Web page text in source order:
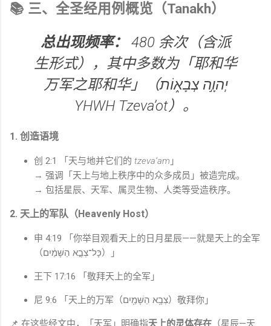
📚 三、全圣经用例概览（Tanakh）
总出现频率：
480 余次（含派
生形式），其中多数为「耶和华
万军之耶和华」（יְהוָ֣ה צְבָא֑וֹת
YHWH Tzeva’ot）。
1. 创造语境
创 2:1 「天与地并它们的 tzeva’am 」
→ 强调「天上与地上秩序中的众多成员」被造完成。
→ 包括星辰、天军、属灵生物、人类等受造秩序。
2. 天上的军队（Heavenly Host）
申 4:19 「你举目观看天上的日月星辰——就是天上的全军
（כָּל־צְבָ֣א הַשָּׁמַ֔יִם）」
王下 17:16 「敬拜天上的全军」
尼 9:6 「天上的万军（צְבָ֥א הַשָּׁמַ֖יִם）敬拜你」
📌 在这些经文中，「天军」明确指天上的灵体存在 （星辰—天